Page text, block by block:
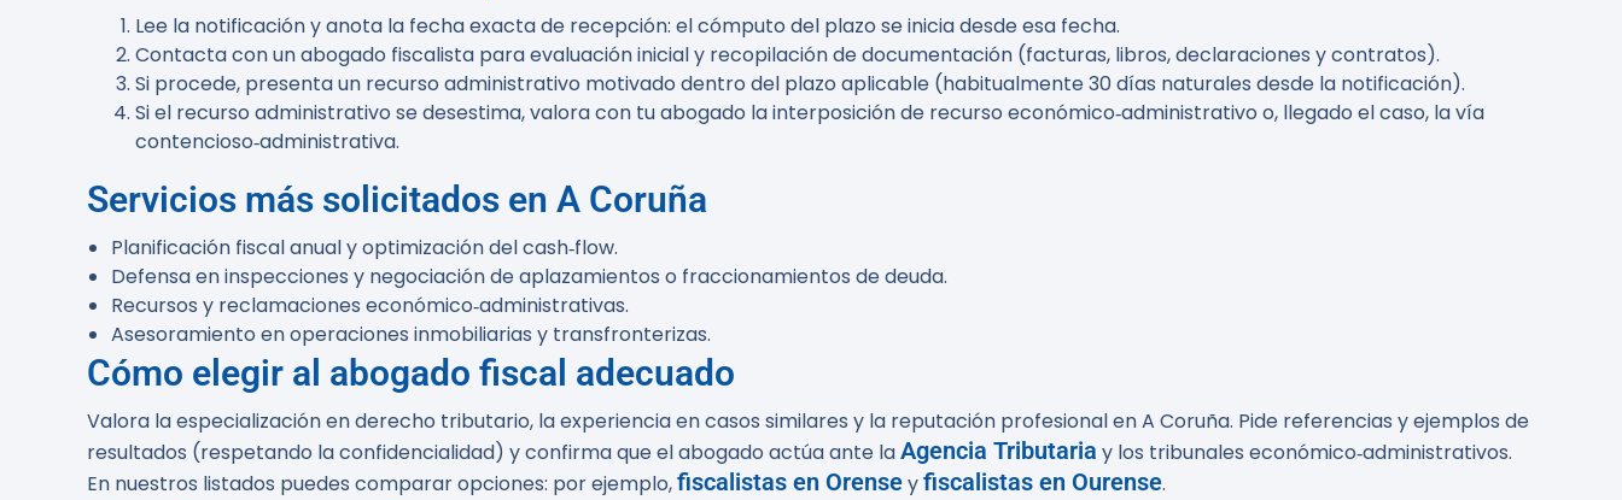
Lee la notificación y anota la fecha exacta de recepción: el cómputo del plazo se inicia desde esa fecha.
Contacta con un abogado fiscalista para evaluación inicial y recopilación de documentación (facturas, libros, declaraciones y contratos).
Si procede, presenta un recurso administrativo motivado dentro del plazo aplicable (habitualmente 30 días naturales desde la notificación).
Si el recurso administrativo se desestima, valora con tu abogado la interposición de recurso económico‑administrativo o, llegado el caso, la vía
contencioso‑administrativa.
Servicios más solicitados en A Coruña
Planificación fiscal anual y optimización del cash‑flow.
Defensa en inspecciones y negociación de aplazamientos o fraccionamientos de deuda.
Recursos y reclamaciones económico‑administrativas.
Asesoramiento en operaciones inmobiliarias y transfronterizas.
Cómo elegir al abogado fiscal adecuado
Valora la especialización en derecho tributario, la experiencia en casos similares y la reputación profesional en A Coruña. Pide referencias y ejemplos de
resultados (respetando la confidencialidad) y confirma que el abogado actúa ante laAgencia Tributaria y los tribunales económico‑administrativos.
En nuestros listados puedes comparar opciones: por ejemplo,fiscalistas en Orenseyfiscalistas en Ourense.